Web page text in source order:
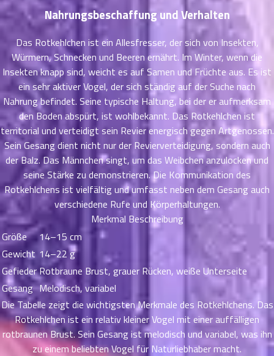
Nahrungsbeschaffung und Verhalten
Das Rotkehlchen ist ein Allesfresser, der sich von Insekten,
Würmern, Schnecken und Beeren ernährt. Im Winter, wenn die
Insekten knapp sind, weicht es auf Samen und Früchte aus. Es ist
ein sehr aktiver Vogel, der sich ständig auf der Suche nach
Nahrung befindet. Seine typische Haltung, bei der er aufmerksam
den Boden abspürt, ist wohlbekannt. Das Rotkehlchen ist
territorial und verteidigt sein Revier energisch gegen Artgenossen.
Sein Gesang dient nicht nur der Revierverteidigung, sondern auch
der Balz. Das Männchen singt, um das Weibchen anzulocken und
seine Stärke zu demonstrieren. Die Kommunikation des
Rotkehlchens ist vielfältig und umfasst neben dem Gesang auch
verschiedene Rufe und Körperhaltungen.
Merkmal Beschreibung
Größe
14–15 cm
Gewicht 14–22 g
GefiederRotbraune Brust, grauer Rücken, weiße Unterseite
Gesang Melodisch, variabel
Die Tabelle zeigt die wichtigsten Merkmale des Rotkehlchens. Das
Rotkehlchen ist ein relativ kleiner Vogel mit einer auffälligen
rotbraunen Brust. Sein Gesang ist melodisch und variabel, was ihn
zu einem beliebten Vogel für Naturliebhaber macht.
24
ตอน
25
ตอน
ม
26
ตอน
ที่
ม
27
ตอน
ที่
28
ตอน
ที่
29
ตอน
ที่
ม
30
ตอน